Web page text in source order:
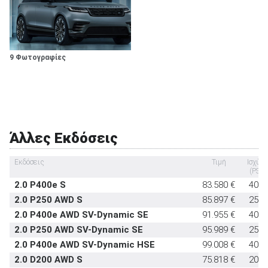
Εμπρός καθίσματα με σύστημα προστασίας
αυχένα
Υπηρεσία κλήσης οδικής βοήθειας σε
έκτακτη ανάγκη
9 Φωτογραφίες
Άλλες Εκδόσεις
Εκδόσεις Τιμή
Ισχύς
(PS)
2.0 P400e S 83.580 €
404
2.0 P250 AWD S
85.897 €
250
2.0 P400e AWD SV-Dynamic SE
91.955 €
404
2.0 P250 AWD SV-Dynamic SE
95.989 €
250
2.0 P400e AWD SV-Dynamic HSE
99.008 €
404
2.0 D200 AWD S
75.818 € 204